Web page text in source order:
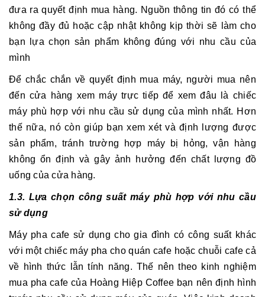
đưa ra quyết định mua hàng. Nguồn thông tin đó có thể
không đầy đủ hoặc cập nhật không kịp thời sẽ làm cho
bạn lựa chọn sản phẩm không đúng với nhu cầu của
mình
Để chắc chắn về quyết định mua máy, người mua nên
đến cửa hàng xem máy trực tiếp để xem đâu là chiếc
máy phù hợp với nhu cầu sử dụng của mình nhất. Hơn
thế nữa, nó còn giúp bạn xem xét và định lượng được
sản phẩm, tránh trường hợp máy bị hỏng, vận hàng
không ổn định và gây ảnh hưởng đến chất lượng đồ
uống của cửa hàng.
1.3. Lựa chọn công suất máy phù hợp với nhu cầu
sử dụng
Máy pha cafe sử dụng cho gia đình có công suất khác
với một chiếc máy pha cho quán cafe hoặc chuỗi cafe cả
về hình thức lẫn tính năng. Thế nên theo kinh nghiệm
mua pha cafe của Hoàng Hiệp Coffee bạn nên định hình